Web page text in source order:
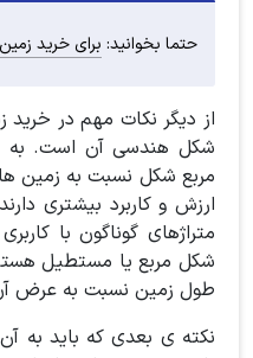
حتما بخوانید: برای خرید
از دیگر نکات مهم در خرید
شکل هندسی آن است. به
مربع شکل نسبت به زمین
ارزش و کاربرد بیشتری
متراژهای گوناگون با
شکل مربع یا مستطیل
طول زمین نسبت به عرض
نکته ی بعدی که باید به